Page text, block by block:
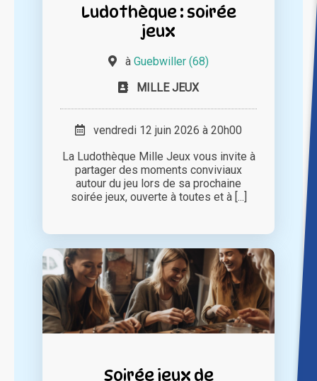
Ludothèque : soirée
jeux
à Guebwiller (68)
MILLE JEUX
vendredi 12 juin 2026 à 20h00
La Ludothèque Mille Jeux vous invite à
partager des moments conviviaux
autour du jeu lors de sa prochaine
soirée jeux, ouverte à toutes et à [...]
Soirée jeux de